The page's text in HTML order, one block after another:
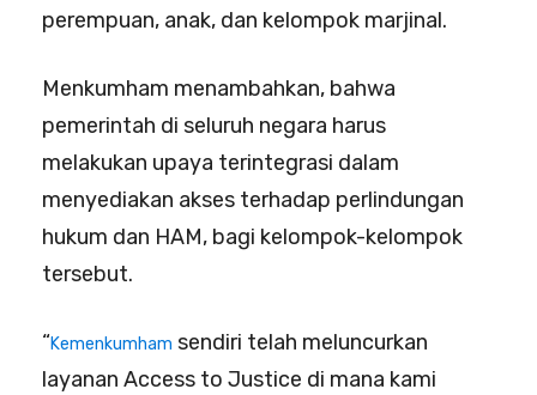
perempuan, anak, dan kelompok marjinal.
Menkumham menambahkan, bahwa
pemerintah di seluruh negara harus
melakukan upaya terintegrasi dalam
menyediakan akses terhadap perlindungan
hukum dan HAM, bagi kelompok-kelompok
tersebut.
“Kemenkumham sendiri telah meluncurkan
layanan Access to Justice di mana kami